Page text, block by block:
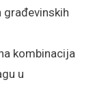
kombinacija
u